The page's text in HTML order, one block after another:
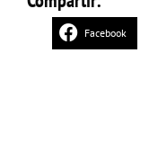
Facebook